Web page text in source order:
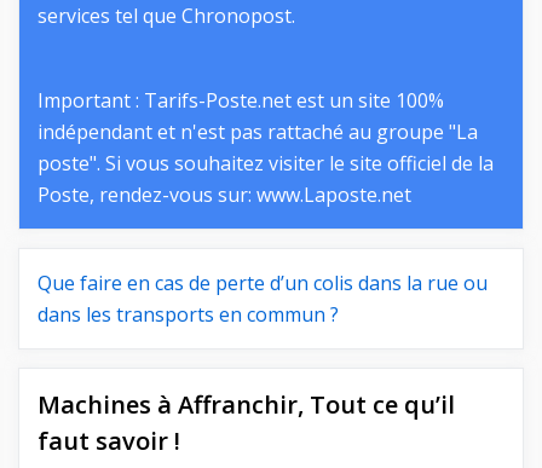
services tel que Chronopost.
Important : Tarifs-Poste.net est un site 100%
indépendant et n'est pas rattaché au groupe "La
poste". Si vous souhaitez visiter le site officiel de la
Poste, rendez-vous sur: www.Laposte.net
Que faire en cas de perte d’un colis dans la rue ou
dans les transports en commun ?
Machines à Affranchir, Tout ce qu’il
faut savoir !